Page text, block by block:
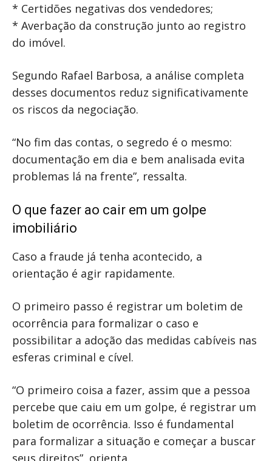
* Certidões negativas dos vendedores;
* Averbação da construção junto ao registro
do imóvel.
Segundo Rafael Barbosa, a análise completa
desses documentos reduz significativamente
os riscos da negociação.
“No fim das contas, o segredo é o mesmo:
documentação em dia e bem analisada evita
problemas lá na frente”, ressalta.
O que fazer ao cair em um golpe
imobiliário
Caso a fraude já tenha acontecido, a
orientação é agir rapidamente.
O primeiro passo é registrar um boletim de
ocorrência para formalizar o caso e
possibilitar a adoção das medidas cabíveis nas
esferas criminal e cível.
“O primeiro coisa a fazer, assim que a pessoa
percebe que caiu em um golpe, é registrar um
boletim de ocorrência. Isso é fundamental
para formalizar a situação e começar a buscar
seus direitos”, orienta.